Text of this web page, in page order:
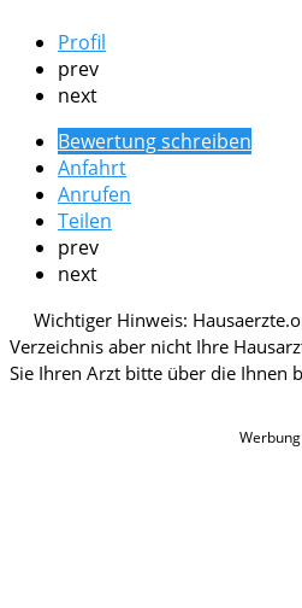
Profil
prev
next
Bewertung schreiben
Anfahrt
Anrufen
Teilen
prev
next
Werbung